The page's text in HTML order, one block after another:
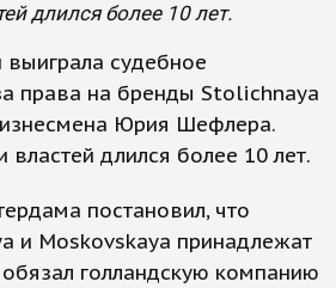
длился более 10 лет.
выиграла судебное
права на бренды Stolichnaya
Юрия Шефлера.
длился более 10 лет.
постановил, что
и Moskovskaya принадлежат
голландскую компанию